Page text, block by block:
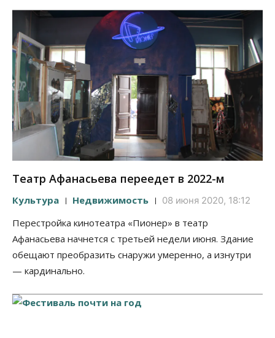
Театр Афанасьева переедет в 2022-м
Культура Недвижимость 08 июня 2020, 18:12
Перестройка кинотеатра «Пионер» в театр
Афанасьева начнется с третьей недели июня. Здание
обещают преобразить снаружи умеренно, а изнутри
— кардинально.